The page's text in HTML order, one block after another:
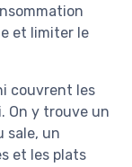
et limiter le
couvrent les
On y trouve un
sale, un
et les plats